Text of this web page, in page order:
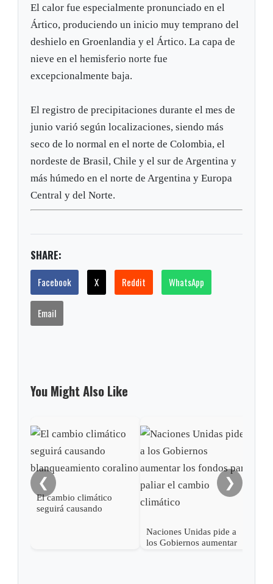
El calor fue especialmente pronunciado en el
Ártico, produciendo un inicio muy temprano del
deshielo en Groenlandia y el Ártico. La capa de
nieve en el hemisferio norte fue
excepcionalmente baja.
El registro de precipitaciones durante el mes de
junio varió según localizaciones, siendo más
seco de lo normal en el norte de Colombia, el
nordeste de Brasil, Chile y el sur de Argentina y
más húmedo en el norte de Argentina y Europa
Central y del Norte.
SHARE:
Facebook X Reddit WhatsApp
Email
You Might Also Like
❮
El cambio climático
seguirá causando
Naciones Unidas pide a
los Gobiernos aumentar
❯